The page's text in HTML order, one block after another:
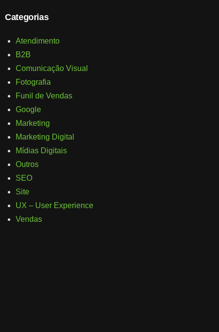
Categorias
Atendimento
B2B
Comunicação Visual
Fotografia
Funil de Vendas
Google
Marketing
Marketing Digital
Mídias Digitais
Outros
SEO
Site
UX – User Experience
Vendas